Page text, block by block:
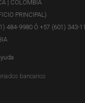
y las
Regional:
trimestre de
| COLOMBIA
PRINCIPAL)
484-9980 Ó +57 (601) 343-
bancarios